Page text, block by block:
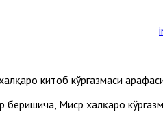
китоб кўргазмаси
беришича, Миср халқаро